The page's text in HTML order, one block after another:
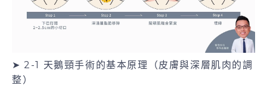
➤ 2-1 天鵝頸手術的基本原理（皮膚與深層肌肉的調
整）